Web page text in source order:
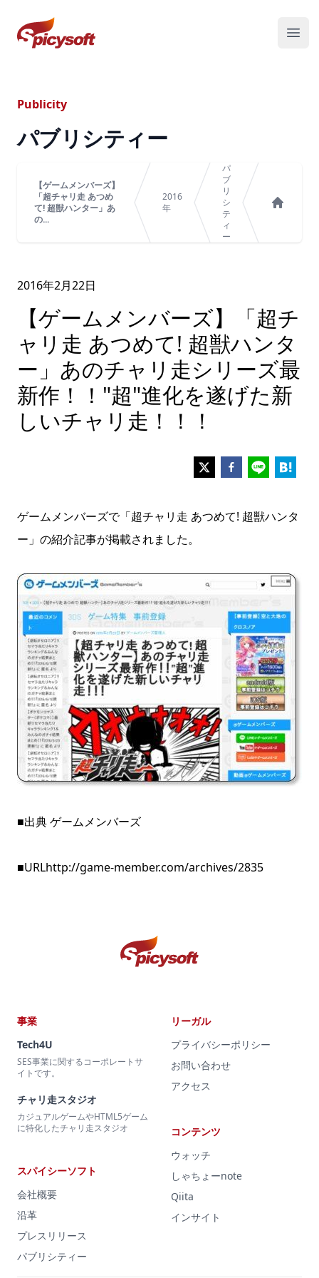
スパイシーソフト株式会社
メニ
Publicity
パブリシティー
【ゲームメンバーズ】
「超チャリ走 あつめ
て! 超獣ハンター」あ
の...
2016
年
パ
ブ
リ
シ
テ
ィ
ー
2016年2月22日
【ゲームメンバーズ】「超チ
ャリ走 あつめて! 超獣ハンタ
ー」あのチャリ走シリーズ最
新作！！"超"進化を遂げた新
しいチャリ走！！！
ゲームメンバーズで「超チャリ走 あつめて! 超獣ハンタ
ー」の紹介記事が掲載されました。
■出典 ゲームメンバーズ
■URLhttp://game-member.com/archives/2835
事業
Tech4U
SES事業に関するコーポレートサ
イトです。
チャリ走スタジオ
カジュアルゲームやHTML5ゲーム
に特化したチャリ走スタジオ
スパイシーソフト
会社概要
沿革
プレスリリース
パブリシティー
リーガル
プライバシーポリシー
お問い合わせ
アクセス
コンテンツ
ウォッチ
しゃちょーnote
Qiita
インサイト